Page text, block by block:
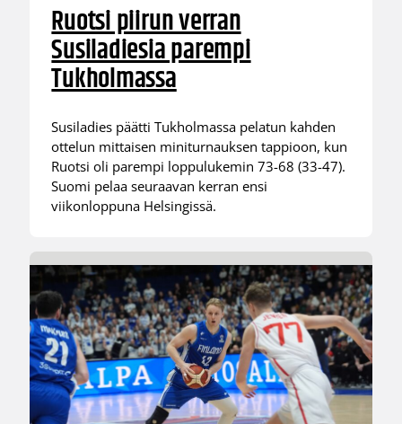
Ruotsi piirun verran
Susiladiesia parempi
Tukholmassa
Susiladies päätti Tukholmassa pelatun kahden
ottelun mittaisen miniturnauksen tappioon, kun
Ruotsi oli parempi loppulukemin 73-68 (33-47).
Suomi pelaa seuraavan kerran ensi
viikonloppuna Helsingissä.